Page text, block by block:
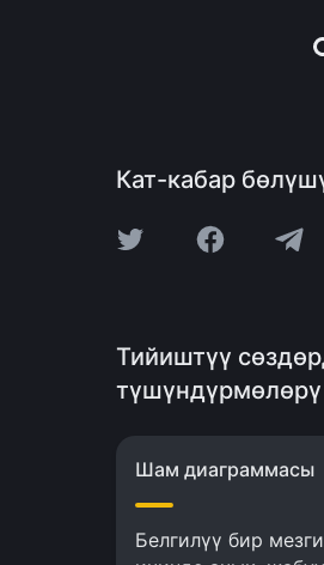
Кат-кабар
Тийиштүү
түшүндүрмөлөрү
Шам диаграммасы
Белгилүү бир